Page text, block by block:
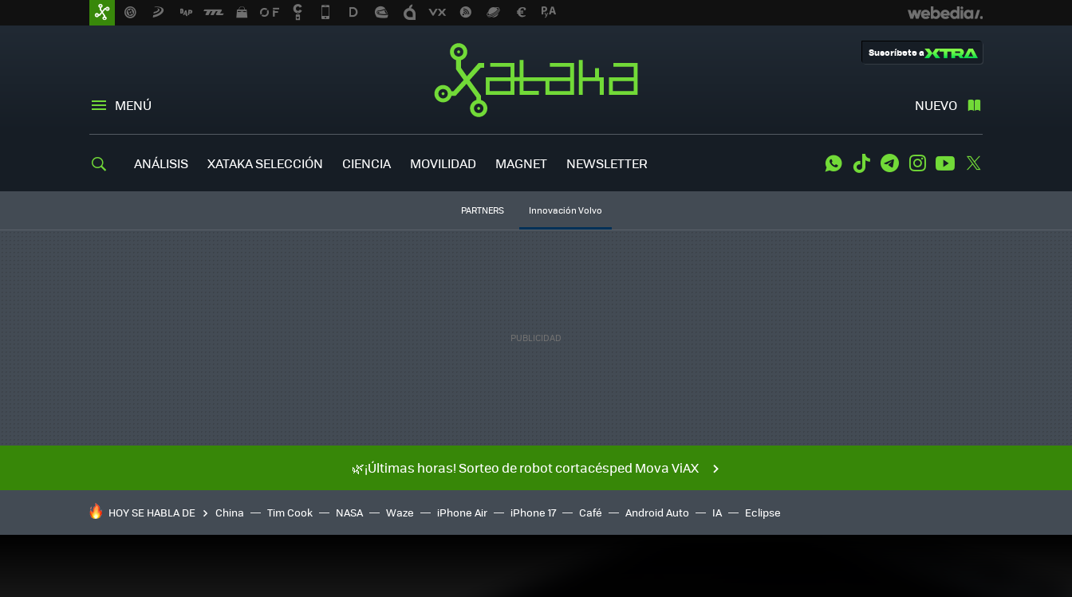
MENÚ NUEVO
Suscríbete a
ANÁLISIS XATAKA SELECCIÓN CIENCIA MOVILIDAD MAGNET NEWSLETTER WhatsApp
Tiktok TelegramInstagramYoutube
PARTNERS Innovación Volvo
🌿¡Últimas horas! Sorteo de robot cortacésped Mova ViAX
HOY SE HABLA DE China Tim Cook NASA Waze iPhone Air iPhone 17 Café Android Auto IA Eclipse